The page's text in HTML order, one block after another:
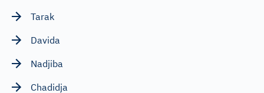
Tarak
Davida
Nadjiba
Chadidja